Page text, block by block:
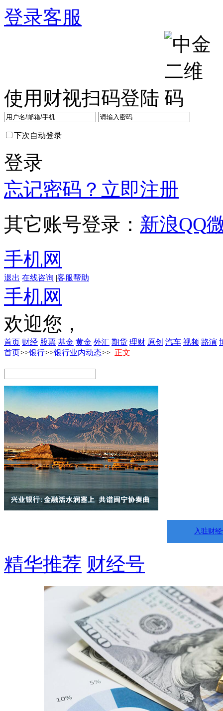
登录客服
使用财视扫码登陆
下次自动登录
登录
忘记密码？ 立即注册
其它账号登录： 新浪QQ
手机网
退出 在线咨询 |客服帮助
手机网
欢迎您，
首页 财经 股票 基金 黄金 外汇 期货 理财 原创 汽车 视频 路演
首页>>银行>>银行业内动态>> 正文
入驻财
精华推荐 财经号